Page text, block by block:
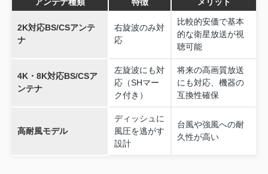
アンテナ種類 特徴 メリット
2K対応BS/CSアンテ
ナ
右旋波のみ対
応
比較的安価で基本
的な衛星放送が視
聴可能
4K・8K対応BS/CSア
ンテナ
左旋波にも対
応（SHマー
ク付き）
将来の高画質放送
にも対応、機器の
互換性確保
高耐風モデル
ディッシュに
風圧を逃がす
設計
台風や強風への耐
久性が高い